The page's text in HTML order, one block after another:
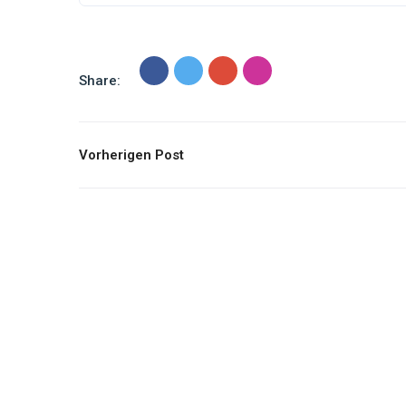
Share:
Vorherigen Post